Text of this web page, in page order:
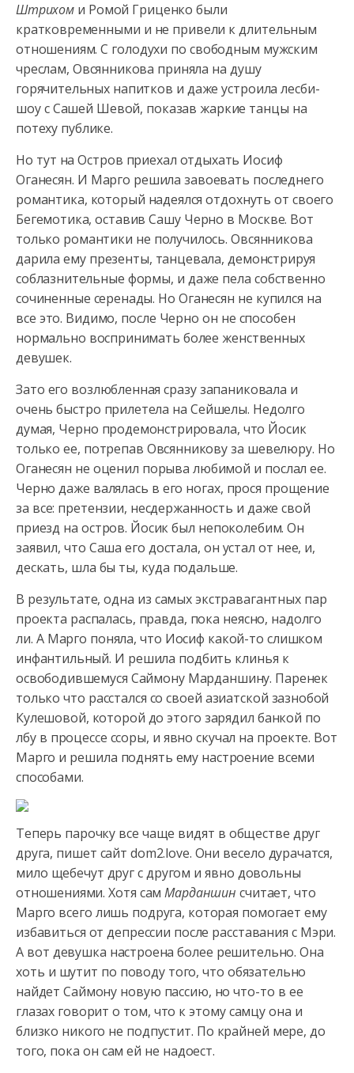
Штрихоми Ромой Гриценко были
кратковременными и не привели к длительным
отношениям. С голодухи по свободным мужским
чреслам, Овсянникова приняла на душу
горячительных напитков и даже устроила лесби-
шоу с Сашей Шевой, показав жаркие танцы на
потеху публике.
Но тут на Остров приехал отдыхать Иосиф
Оганесян. И Марго решила завоевать последнего
романтика, который надеялся отдохнуть от своего
Бегемотика, оставив Сашу Черно в Москве. Вот
только романтики не получилось. Овсянникова
дарила ему презенты, танцевала, демонстрируя
соблазнительные формы, и даже пела собственно
сочиненные серенады. Но Оганесян не купился на
все это. Видимо, после Черно он не способен
нормально воспринимать более женственных
девушек.
Зато его возлюбленная сразу запаниковала и
очень быстро прилетела на Сейшелы. Недолго
думая, Черно продемонстрировала, что Йосик
только ее, потрепав Овсянникову за шевелюру. Но
Оганесян не оценил порыва любимой и послал ее.
Черно даже валялась в его ногах, прося прощение
за все: претензии, несдержанность и даже свой
приезд на остров. Йосик был непоколебим. Он
заявил, что Саша его достала, он устал от нее, и,
дескать, шла бы ты, куда подальше.
В результате, одна из самых экстравагантных пар
проекта распалась, правда, пока неясно, надолго
ли. А Марго поняла, что Иосиф какой-то слишком
инфантильный. И решила подбить клинья к
освободившемуся Саймону Марданшину. Паренек
только что расстался со своей азиатской зазнобой
Кулешовой, которой до этого зарядил банкой по
лбу в процессе ссоры, и явно скучал на проекте. Вот
Марго и решила поднять ему настроение всеми
способами.
Теперь парочку все чаще видят в обществе друг
друга, пишет сайт dom2.love. Они весело дурачатся,
мило щебечут друг с другом и явно довольны
отношениями. Хотя самМарданшинсчитает, что
Марго всего лишь подруга, которая помогает ему
избавиться от депрессии после расставания с Мэри.
А вот девушка настроена более решительно. Она
хоть и шутит по поводу того, что обязательно
найдет Саймону новую пассию, но что-то в ее
глазах говорит о том, что к этому самцу она и
близко никого не подпустит. По крайней мере, до
того, пока он сам ей не надоест.